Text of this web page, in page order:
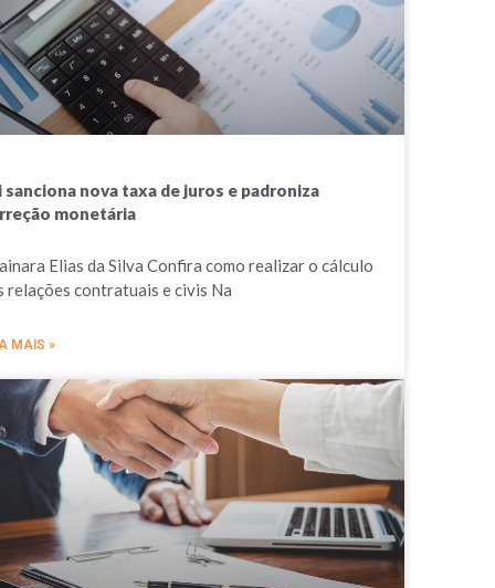
sanciona nova taxa de juros e padroniza
monetária
Elias da Silva Confira como realizar o cálculo
relações contratuais e civis Na
MAIS »